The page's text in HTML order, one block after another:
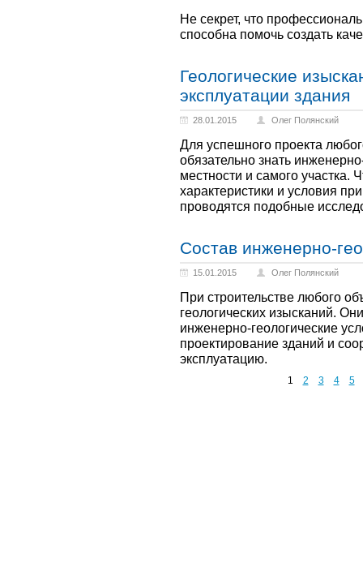
Не секрет, что
способна помочь создать
Геологические
эксплуатации здания
28.01.2015 Олег Полянский
Для успешного проекта
обязательно знать
местности и самого участка.
характеристики и условия
проводятся подобные
Состав инженерно-
15.01.2015 Олег Полянский
При строительстве любого
геологических изысканий.
инженерно-геологические
проектирование зданий и
эксплуатацию.
1 2 3 4 5